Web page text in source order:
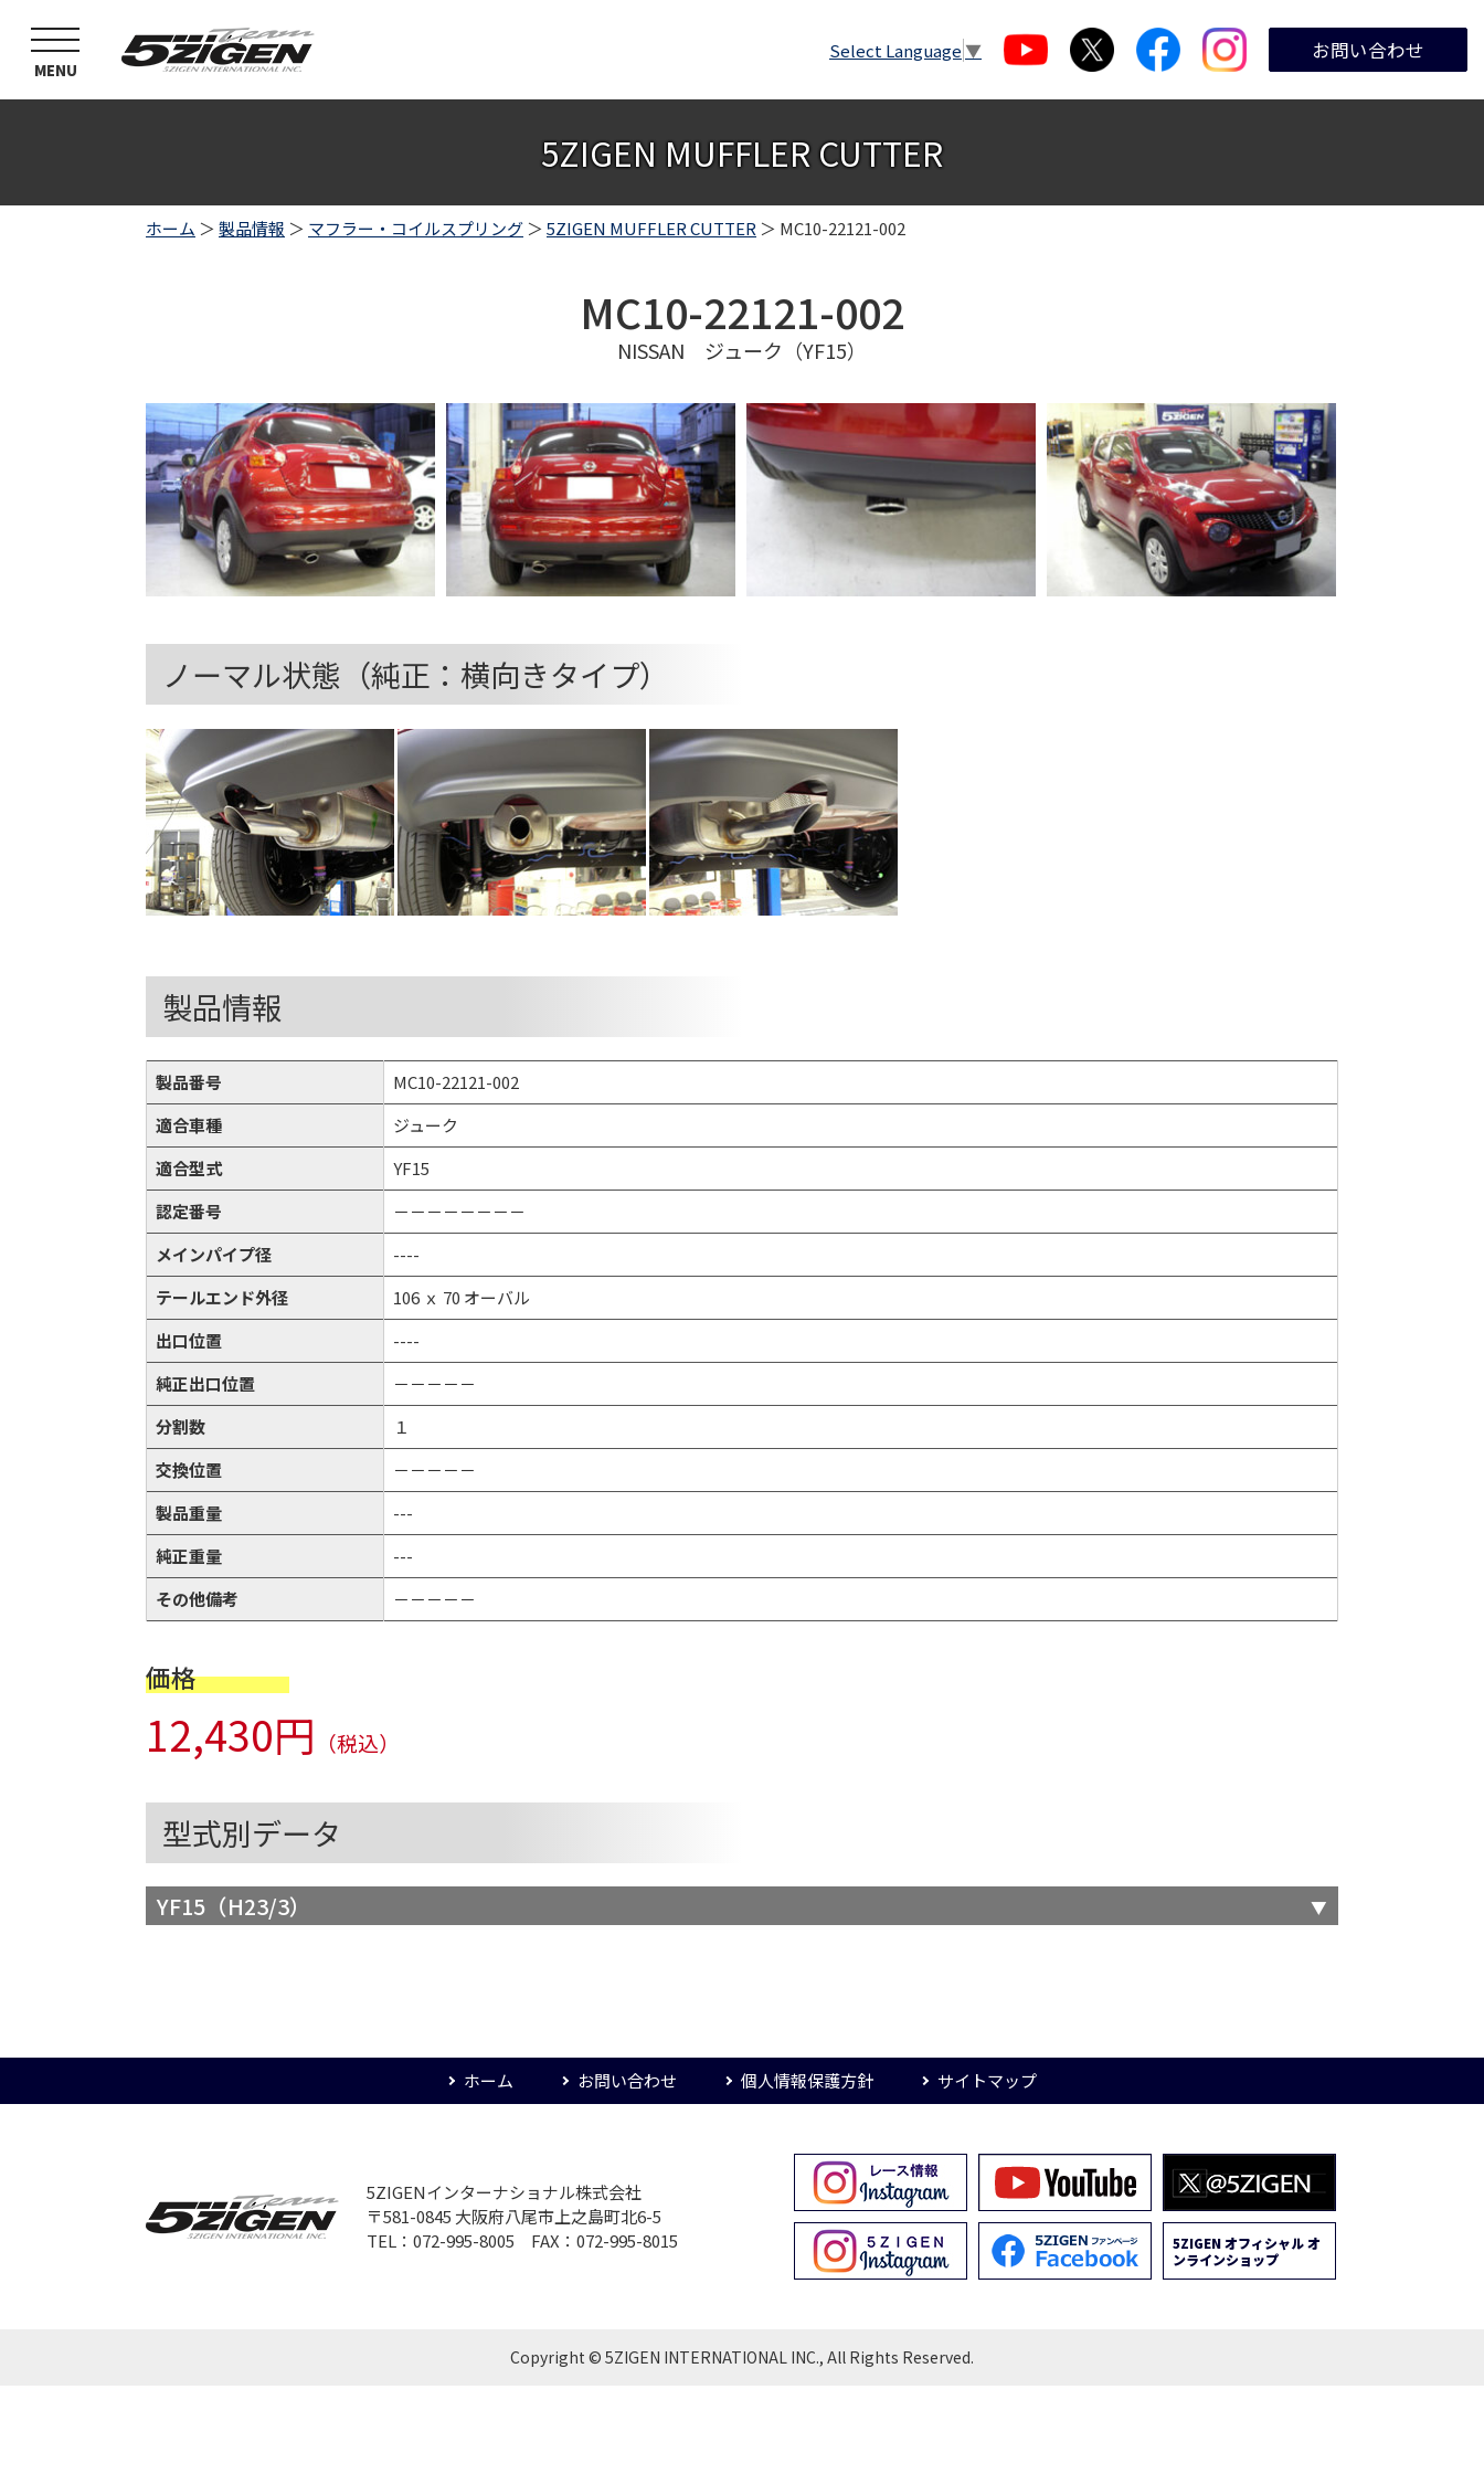
toggle
navigation
MENU
Select Language ▼ お問い合わせ
5ZIGEN MUFFLER CUTTER
ホーム ＞製品情報 ＞ マフラー・コイルスプリング ＞5ZIGEN MUFFLER CUTTER ＞ MC10-22121-002
MC10-22121-002
NISSAN ジューク（YF15）
ノーマル状態（純正：横向きタイプ）
製品情報
製品番号
MC10-22121-002
適合車種
ジューク
適合型式
YF15
認定番号
－－－－－－－－
メインパイプ径
----
テールエンド外径
106 ｘ 70 オーバル
出口位置
----
純正出口位置
－－－－－
分割数
１
交換位置
－－－－－
製品重量
---
純正重量
---
その他備考
－－－－－
価格
12,430円 （税込）
型式別データ
YF15（H23/3）
ホーム お問い合わせ 個人情報保護方針 サイトマップ
5ZIGENインターナショナル株式会社
〒581-0845 大阪府八尾市上之島町北6-5
TEL：072-995-8005 FAX：072-995-8015
5ZIGEN オフィシャル オ
ンラインショップ
Copyright © 5ZIGEN INTERNATIONAL INC., All Rights Reserved.